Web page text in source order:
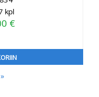
kpl
€